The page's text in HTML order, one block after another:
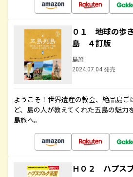
０１ 地球の歩
島 ４訂版
島旅
2024.07.04 発売
ようこそ！世界遺産の教会、絶品島ご
ど、島の人が教えてくれた五島の魅力
島旅へ。
Ｈ０２ ハプス